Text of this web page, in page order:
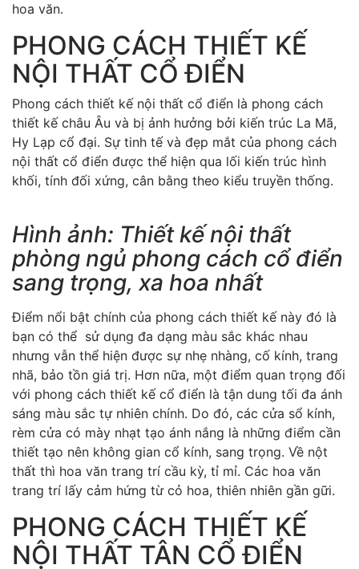
hoa văn.
PHONG CÁCH THIẾT KẾ
NỘI THẤT CỔ ĐIỂN
Phong cách thiết kế nội thất cổ điển là phong cách
thiết kế châu Âu và bị ảnh hưởng bởi kiến trúc La Mã,
Hy Lạp cổ đại. Sự tinh tế và đẹp mắt của phong cách
nội thất cổ điển được thể hiện qua lối kiến trúc hình
khối, tính đối xứng, cân bằng theo kiểu truyền thống.
Hình ảnh: Thiết kế nội thất
phòng ngủ phong cách cổ điển
sang trọng, xa hoa nhất
Điểm nổi bật chính của phong cách thiết kế này đó là
bạn có thể sử dụng đa dạng màu sắc khác nhau
nhưng vẫn thể hiện được sự nhẹ nhàng, cố kính, trang
nhã, bảo tồn giá trị. Hơn nữa, một điểm quan trọng đối
với phong cách thiết kế cổ điển là tận dung tối đa ánh
sáng màu sắc tự nhiên chính. Do đó, các cửa sổ kính,
rèm cửa có mày nhạt tạo ánh nắng là những điểm cần
thiết tạo nên không gian cổ kính, sang trọng. Về nột
thất thì hoa văn trang trí cầu kỳ, tỉ mỉ. Các hoa văn
trang trí lấy cảm hứng từ cỏ hoa, thiên nhiên gần gữi.
PHONG CÁCH THIẾT KẾ
NỘI THẤT TÂN CỔ ĐIỂN